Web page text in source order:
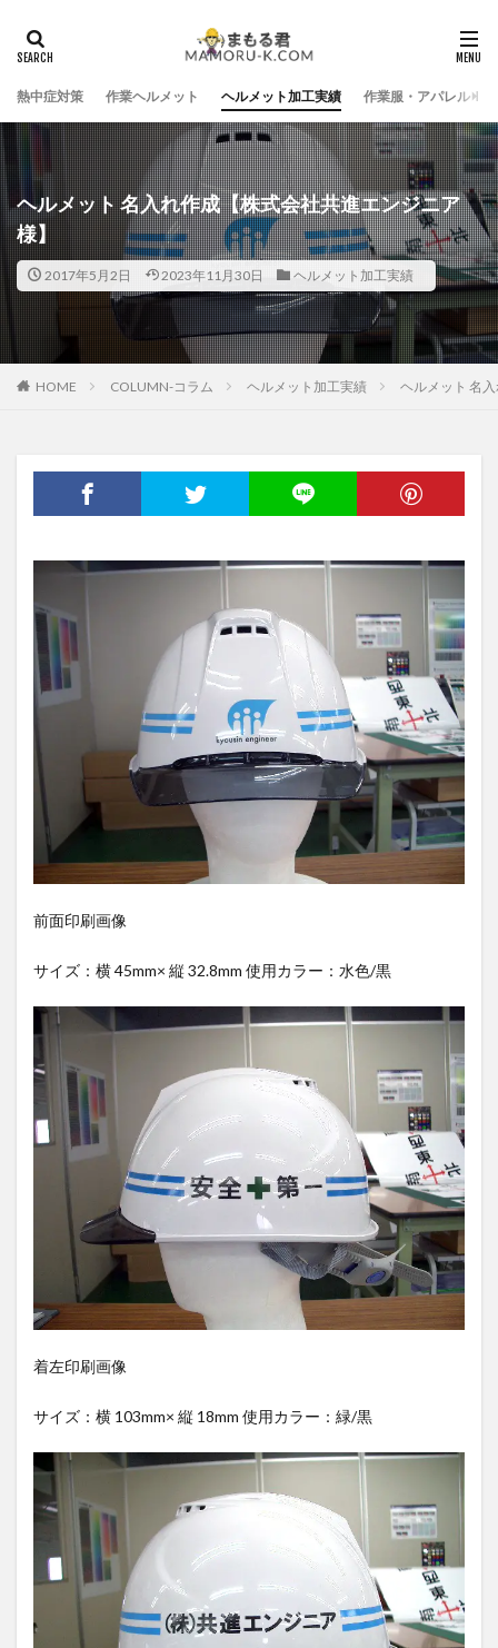
熱中症対策 作業ヘルメット ヘルメット加工実績 作業服・アパレル
ヘルメット 名入れ作成【株式会社共進エンジニア
様】
2017年5月2日 2023年11月30日 ヘルメット加工実績
HOME COLUMN-コラム ヘルメット加工実績 ヘルメット 名
前面印刷画像
サイズ：横 45mm× 縦 32.8mm 使用カラー：水色/黒
着左印刷画像
サイズ：横 103mm× 縦 18mm 使用カラー：緑/黒